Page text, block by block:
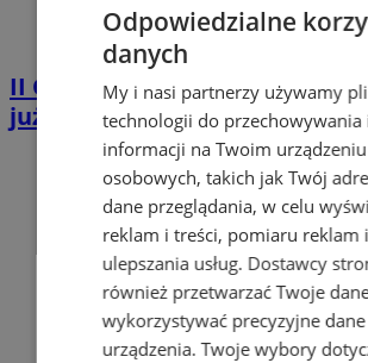
II Giełda Inspiracji w
już 29 sierpnia – bezpłatne
Odpowiedzialne
danych
My i nasi partnerzy używamy
technologii do
informacji na Twoim
osobowych, takich jak Twój
dane przeglądania, w celu
reklam i treści, pomiaru reklam
ulepszania usług. Dostawcy
również przetwarzać Twoje
wykorzystywać precyzyjne
urządzenia. Twoje wybory